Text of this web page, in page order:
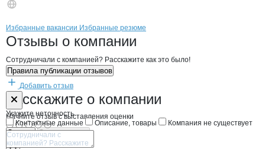
Брендыкомпани Полибино
Вакансии вПолибино
Избранные вакансии Избранные резюме
Новости oПолибино, ООО
Отзывы о компании
Сотрудничали с компанией? Расскажите как это было!
Правила публикации отзывов
Добавить отзыв
Расскажите о компании
Начните отзыв с выставления оценки
Форма обратной связи о неточностях
Укажите неточность
Контактные данные
Описание, товары Компания не существует
Отмена Опубликовать